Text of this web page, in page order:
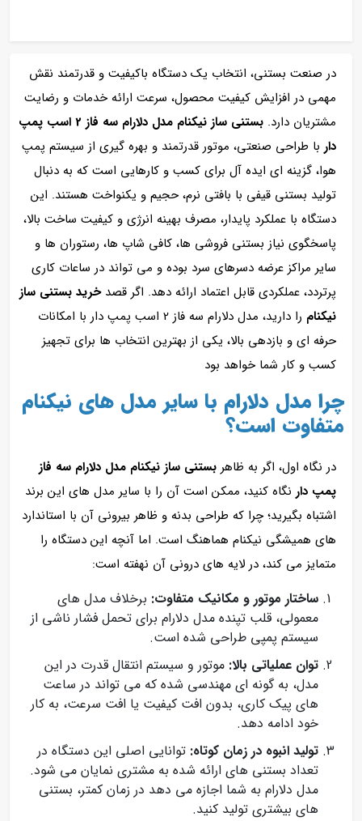
در صنعت بستنی، انتخاب یک دستگاه باکیفیت و قدرتمند نقش
مهمی در افزایش کیفیت محصول، سرعت ارائه خدمات و رضایت
مشتریان دارد.
بستنی ساز نیکنام مدل دلارام سه فاز 2 اسب پمپ
دار با طراحی صنعتی، موتور قدرتمند و بهره‌ گیری از سیستم پمپ
هوا، گزینه‌ ای ایده‌ آل برای کسب‌ و کارهایی است که به دنبال
تولید بستنی قیفی با بافتی نرم، حجیم و یکنواخت هستند. این
دستگاه با عملکرد پایدار، مصرف بهینه انرژی و کیفیت ساخت بالا،
پاسخگوی نیاز بستنی‌ فروشی‌ ها، کافی‌ شاپ‌ ها، رستوران‌ ها و
سایر مراکز عرضه دسرهای سرد بوده و می‌ تواند در ساعات کاری
پرتردد، عملکردی قابل اعتماد ارائه دهد. اگر قصدخرید بستنی ساز
نیکنام
را دارید، مدل دلارام سه فاز 2 اسب پمپ دار با امکانات
حرفه‌ ای و بازدهی بالا، یکی از بهترین انتخاب‌ ها برای تجهیز
کسب‌ و کار شما خواهد بود
چرا مدل دلارام با سایر مدل‌ های نیکنام
متفاوت است؟
در نگاه اول، اگر به ظاهر بستنی ساز نیکنام مدل دلارام سه فاز
پمپ دار نگاه کنید، ممکن است آن را با سایر مدل‌ های این برند
اشتباه بگیرید؛ چرا که طراحی بدنه و ظاهر بیرونی آن با استاندارد
های همیشگی نیکنام هماهنگ است. اما آنچه این دستگاه را
متمایز می‌ کند، در لایه‌ های درونی آن نهفته است:
ساختار موتور و مکانیک متفاوت: برخلاف مدل‌ های
معمولی، قلب تپنده مدل دلارام برای تحمل فشار ناشی از
سیستم پمپی طراحی شده است.
توان عملیاتی بالا: موتور و سیستم انتقال قدرت در این
مدل، به گونه‌ ای مهندسی شده که می تواند در ساعت‌
های پیک کاری، بدون افت کیفیت یا افت سرعت، به کار
خود ادامه دهد.
تولید انبوه در زمان کوتاه: توانایی اصلی این دستگاه در
تعداد بستنی‌ های ارائه شده به مشتری نمایان می‌ شود.
مدل دلارام به شما اجازه می‌ دهد در زمان کمتر، بستنی‌
های بیشتری تولید کنید.